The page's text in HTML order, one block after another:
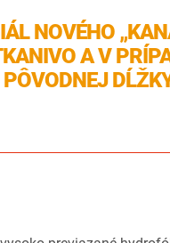
NOVÉHO
A V